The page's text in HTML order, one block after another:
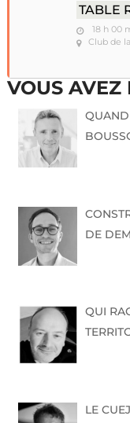
TABLE
18 h 00
Club de
VOUS AVEZ
DE
QUI
LE